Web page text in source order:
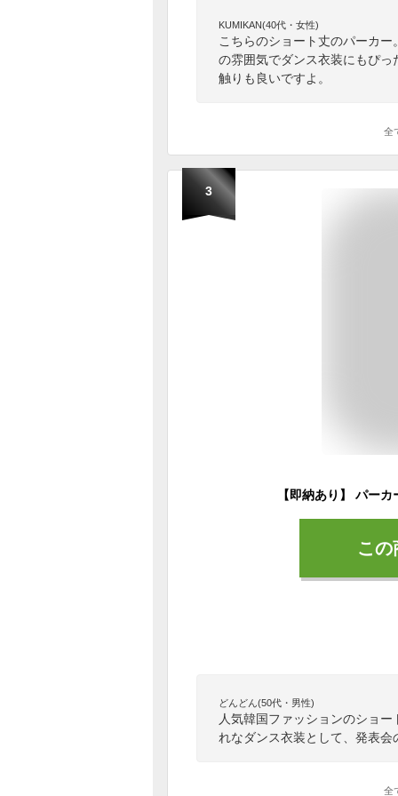
KUMIKAN(40代・女性)
こちらのショート丈のパーカ
の雰囲気でダンス衣装にもぴ
触りも良いですよ。
全
3
こ
どんどん(50代・男性)
人気韓国ファッションのショ
れなダンス衣装として、発表
全